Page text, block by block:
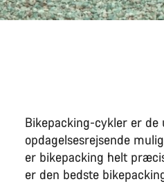
Bikepacking-cykler er
opdagelsesrejsende
er bikepacking helt
er den bedste